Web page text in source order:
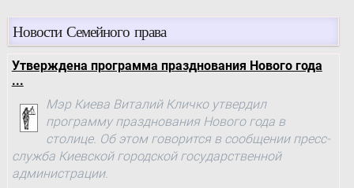
Новости Семейного права
Утверждена программа празднования Нового года
...
Мэр Киева Виталий Кличко утвердил
программу празднования Нового года в
столице. Об этом говорится в сообщении пресс-
служба Киевской городской государственной
администрации.